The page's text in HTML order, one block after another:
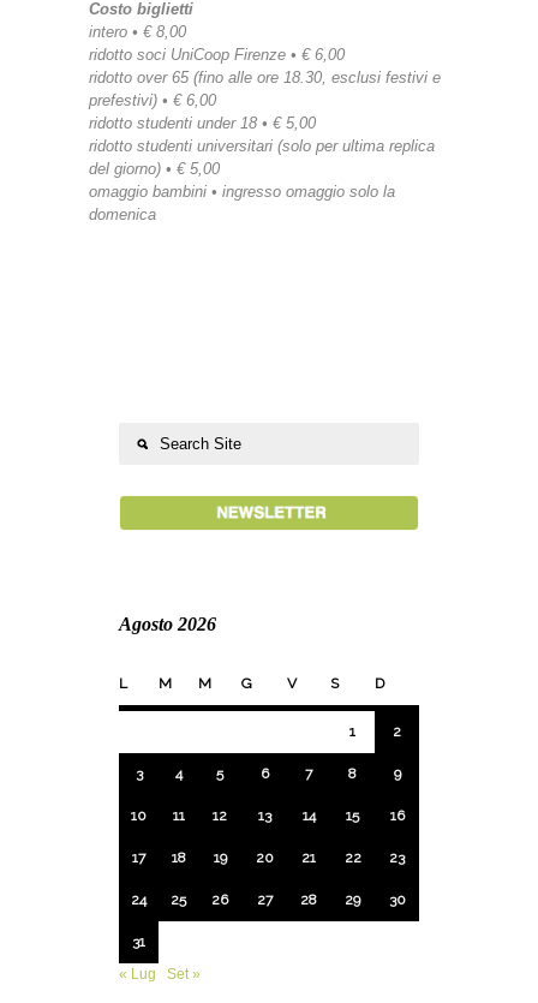
Costo biglietti
intero • € 8,00
ridotto soci UniCoop Firenze • € 6,00
ridotto over 65 (fino alle ore 18.30, esclusi festivi e
prefestivi) • € 6,00
ridotto studenti under 18 • € 5,00
ridotto studenti universitari (solo per ultima replica
del giorno) • € 5,00
omaggio bambini • ingresso omaggio solo la
domenica
Agosto 2026
L M M G V S D
1 2
3 4 5 6 7 8 9
10 11 12 13 14 15 16
17 18 19 20 21 22 23
24 25 26 27 28 29 30
31
« Lug
Set »